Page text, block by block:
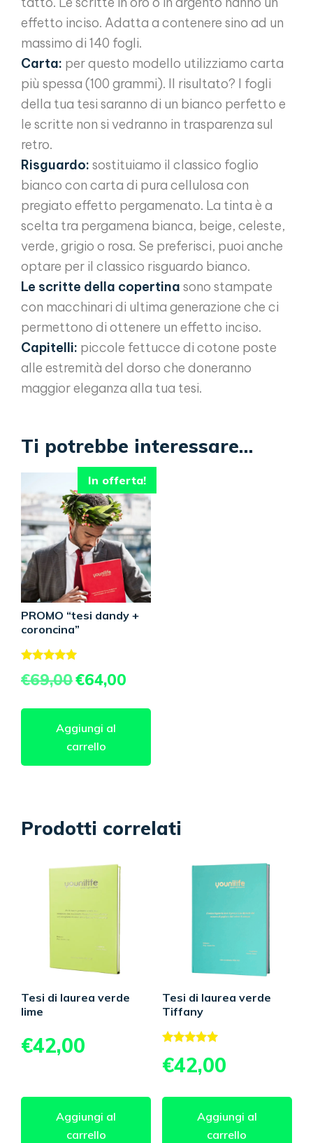
effetto inciso. Adatta a contenere sino ad un
massimo di 140 fogli.
Carta: per questo modello utilizziamo carta
più spessa (100 grammi). Il risultato? I fogli
della tua tesi saranno di un bianco perfetto e
le scritte non si vedranno in trasparenza sul
retro.
Risguardo: sostituiamo il classico foglio
bianco con carta di pura cellulosa con
pregiato effetto pergamenato. La tinta è a
scelta tra pergamena bianca, beige, celeste,
verde, grigio o rosa. Se preferisci, puoi anche
optare per il classico risguardo bianco.
Le scritte della copertina sono stampate
con macchinari di ultima generazione che ci
permettono di ottenere un effetto inciso.
Capitelli: piccole fettucce di cotone poste
alle estremità del dorso che doneranno
maggior eleganza alla tua tesi.
Ti potrebbe interessare…
In offerta!
PROMO “tesi dandy +
coroncina”
5.00
€69,00 Il
originale
era:
€69,00.
€64,00
attuale
Aggiungi al
carrello
Prodotti correlati
Tesi di laurea verde
lime
€42,00
Aggiungi al
carrello
Tesi di laurea verde
Tiffany
5.00
su 5
€42,00
Aggiungi al
carrello